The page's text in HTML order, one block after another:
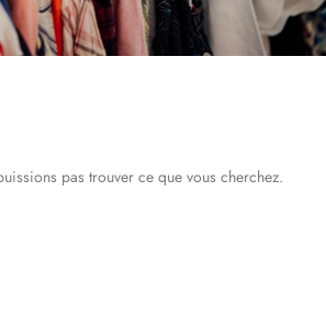
pas trouver ce que vous cherchez.